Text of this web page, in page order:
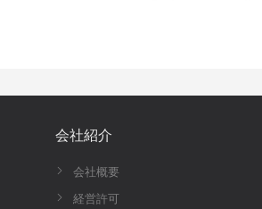
会社紹介
会社概要
経営許可